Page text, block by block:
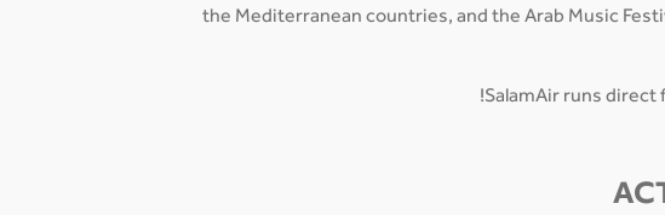
the Mediterranean countries, and the Arab Music
SalamAir runs direct